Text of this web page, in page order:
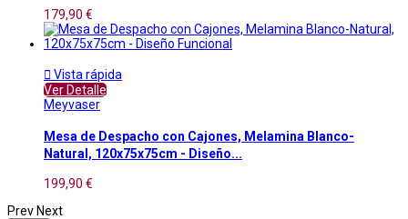
179,90 €
 Vista rápida
Ver Detalle
Meyvaser
Mesa de Despacho con Cajones, Melamina Blanco-
Natural, 120x75x75cm - Diseño...
199,90 €
Prev Next